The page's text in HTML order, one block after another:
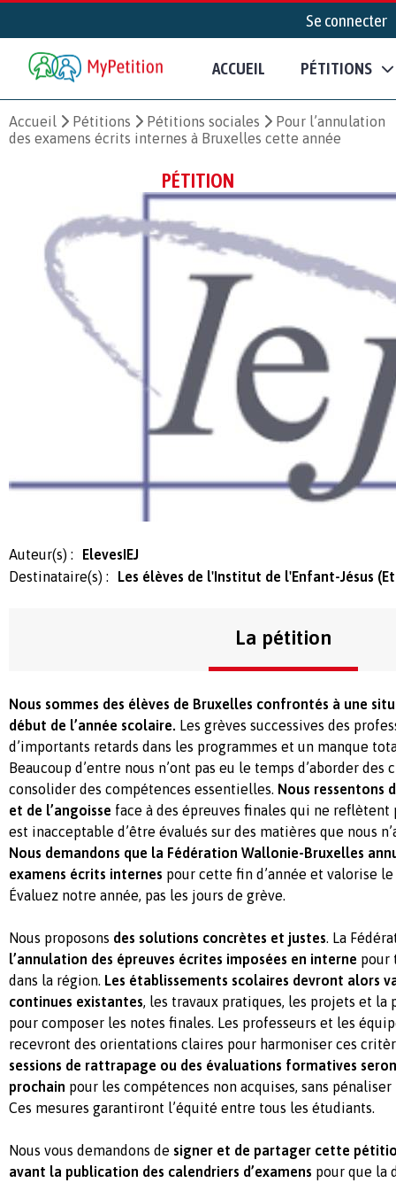
Se connecter
ACCUEIL PÉTITIONS
Accueil Pétitions Pétitions sociales
Pour l’annulation
des examens écrits internes à Bruxelles cette année
PÉTITION
Auteur(s) :
ElevesIEJ
Destinataire(s) :
Les élèves de l'Institut de l'Enfant-Jésus
La pétition
Nous sommes des élèves de Bruxelles confrontés à une
début de l’année scolaire. Les grèves successives des
d’importants retards dans les programmes et un manque
Beaucoup d’entre nous n’ont pas eu le temps d’aborder
consolider des compétences essentielles. Nous ressentons
et de l’angoisse face à des épreuves finales qui ne
est inacceptable d’être évalués sur des matières que nous
Nous demandons que la Fédération Wallonie-Bruxelles
examens écrits internes pour cette fin d’année et valorise
Évaluez notre année, pas les jours de grève.
Nous proposons des solutions concrètes et justes. La
l’annulation des épreuves écrites imposées en interne pour
dans la région. Les établissements scolaires devront alors
continues existantes, les travaux pratiques, les projets et la
pour composer les notes finales. Les professeurs et les
recevront des orientations claires pour harmoniser ces
sessions de rattrapage ou des évaluations formatives
prochain pour les compétences non acquises, sans
Ces mesures garantiront l’équité entre tous les étudiants.
Nous vous demandons de signer et de partager cette
avant la publication des calendriers d’examens pour que la